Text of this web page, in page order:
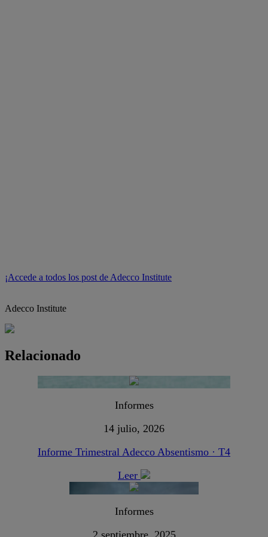
¡Accede a todos los post de Adecco Institute
Adecco Institute
Relacionado
Informes
14 julio, 2026
Informe Trimestral Adecco Absentismo · T4
Leer
Informes
2 septiembre, 2025